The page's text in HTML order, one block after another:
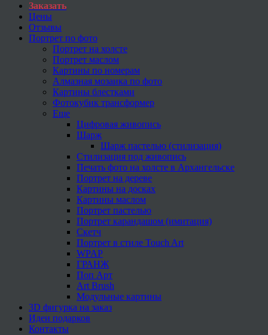
Заказать
Цены
Отзывы
Портрет по фото
Портрет на холсте
Портрет маслом
Картины по номерам
Алмазная мозаика по фото
Картины блестками
Фотокубик трансформер
Еще
Цифровая живопись
Шарж
Шарж пастелью (стилизация)
Стилизация под живопись
Печать фото на холсте в Архангельске
Портрет на дереве
Картины на досках
Картины маслом
Портрет пастелью
Портрет карандашом (имитация)
Скетч
Портрет в стиле Touch Art
WPAP
ГРАНЖ
Поп Арт
Art Brush
Модульные картины
3D фигурка на заказ
Идеи подарков
Контакты